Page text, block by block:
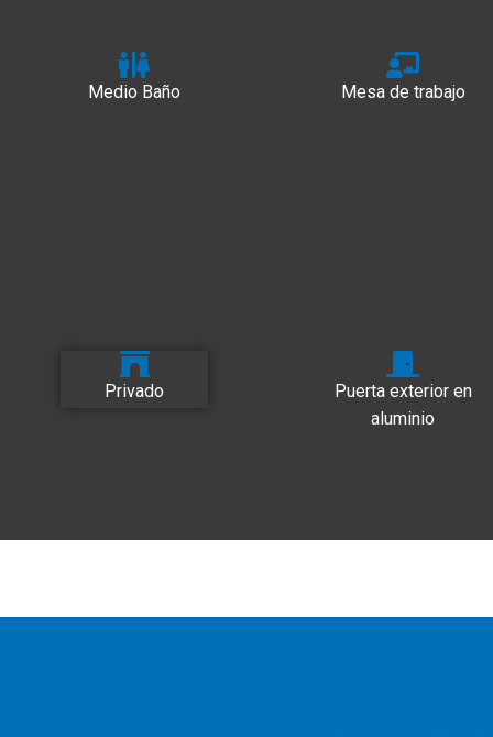
Medio Baño Mesa de trabajo
Privado
Puerta exterior en
aluminio